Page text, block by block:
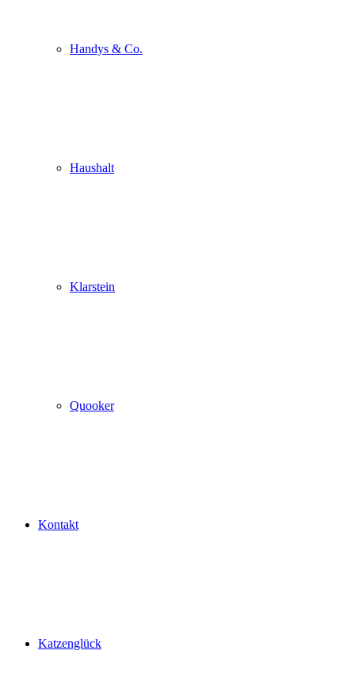
Handys & Co.
Haushalt
Klarstein
Quooker
Kontakt
Katzenglück